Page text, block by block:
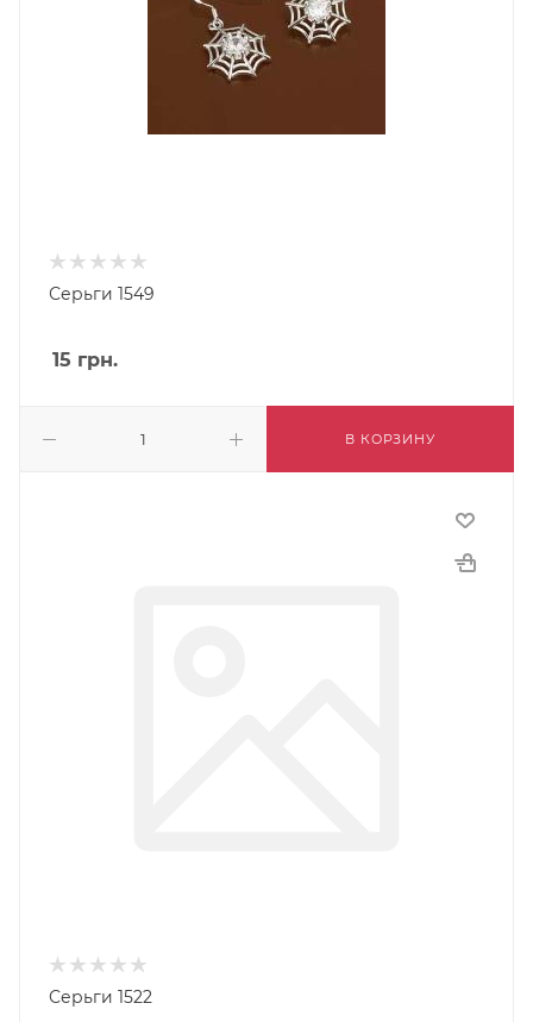
Серьги 1549
15 грн.
В КОРЗИНУ
Серьги 1522